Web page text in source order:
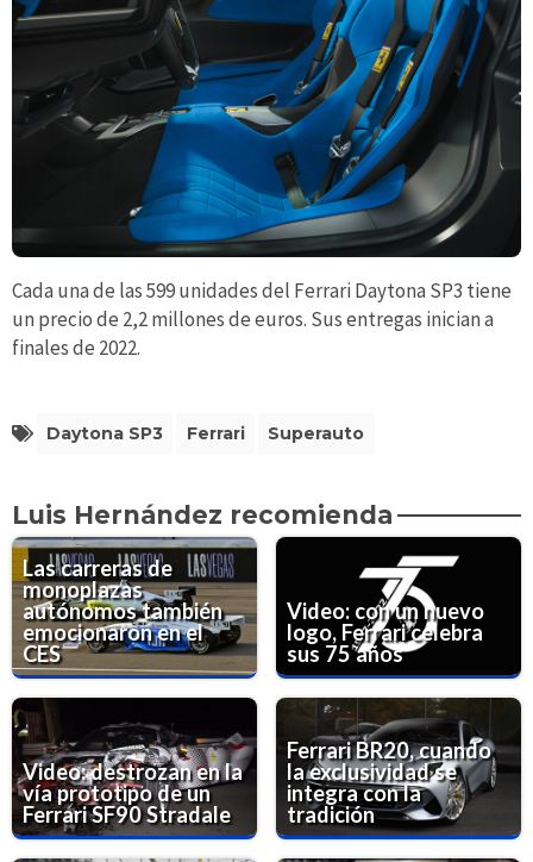
Cada una de las 599 unidades del Ferrari Daytona SP3 tiene
un precio de 2,2 millones de euros. Sus entregas inician a
finales de 2022.
Daytona SP3 Ferrari Superauto
Luis Hernández recomienda
Las carreras de
monoplazas
autónomos también
emocionaron en el
CES
Video: con un nuevo
logo, Ferrari celebra
sus 75 años
Video: destrozan en la
vía prototipo de un
Ferrari SF90 Stradale
Ferrari BR20, cuando
la exclusividad se
integra con la
tradición